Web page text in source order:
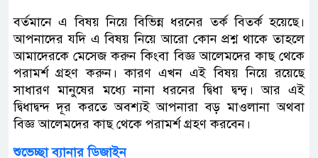
বর্তমানে এ বিষয় নিয়ে বিভিন্ন ধরনের তর্ক বিতর্ক হয়েছে।
আপনাদের যদি এ বিষয় নিয়ে আরো কোন প্রশ্ন থাকে তাহলে
আমাদেরকে মেসেজ করুন কিংবা বিজ্ঞ আলেমদের কাছ থেকে
পরামর্শ গ্রহণ করুন। কারণ এখন এই বিষয় নিয়ে রয়েছে
সাধারণ মানুষের মধ্যে নানা ধরনের দ্বিধা দ্বন্দ্ব। আর এই
দ্বিধাদ্বন্দ দূর করতে অবশ্যই আপনারা বড় মাওলানা অথবা
বিজ্ঞ আলেমদের কাছ থেকে পরামর্শ গ্রহণ করবেন।
শুভেচ্ছা ব্যানার ডিজাইন